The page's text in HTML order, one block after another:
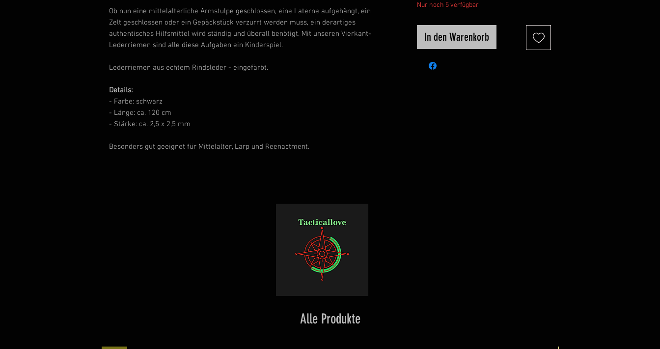
Ob nun eine mittelalterliche Armstulpe geschlossen, eine Laterne aufgehängt, ein
Zelt geschlossen oder ein Gepäckstück verzurrt werden muss, ein derartiges
authentisches Hilfsmittel wird ständig und überall benötigt. Mit unseren Vierkant-
Lederriemen sind alle diese Aufgaben ein Kinderspiel.
Lederriemen aus echtem Rindsleder - eingefärbt.
Details:
- Farbe: schwarz
- Länge: ca. 120 cm
- Stärke: ca. 2,5 x 2,5 mm
Besonders gut geeignet für Mittelalter, Larp und Reenactment.
Nur noch 5 verfügbar
In den Warenkorb
Alle Produkte